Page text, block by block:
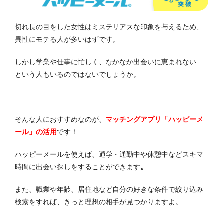
切れ長の目をした女性はミステリアスな印象を与えるため、
異性にモテる人が多いはずです。
しかし学業や仕事に忙しく、なかなか出会いに恵まれない…
という人もいるのではないでしょうか。
そんな人におすすめなのが、 マッチングアプリ「ハッピーメ
ール」の活用です！
ハッピーメールを使えば、通学・通勤中や休憩中などスキマ
時間に出会い探しをすることができます。
また、職業や年齢、居住地など自分の好きな条件で絞り込み
検索をすれば、きっと理想の相手が見つかりますよ。